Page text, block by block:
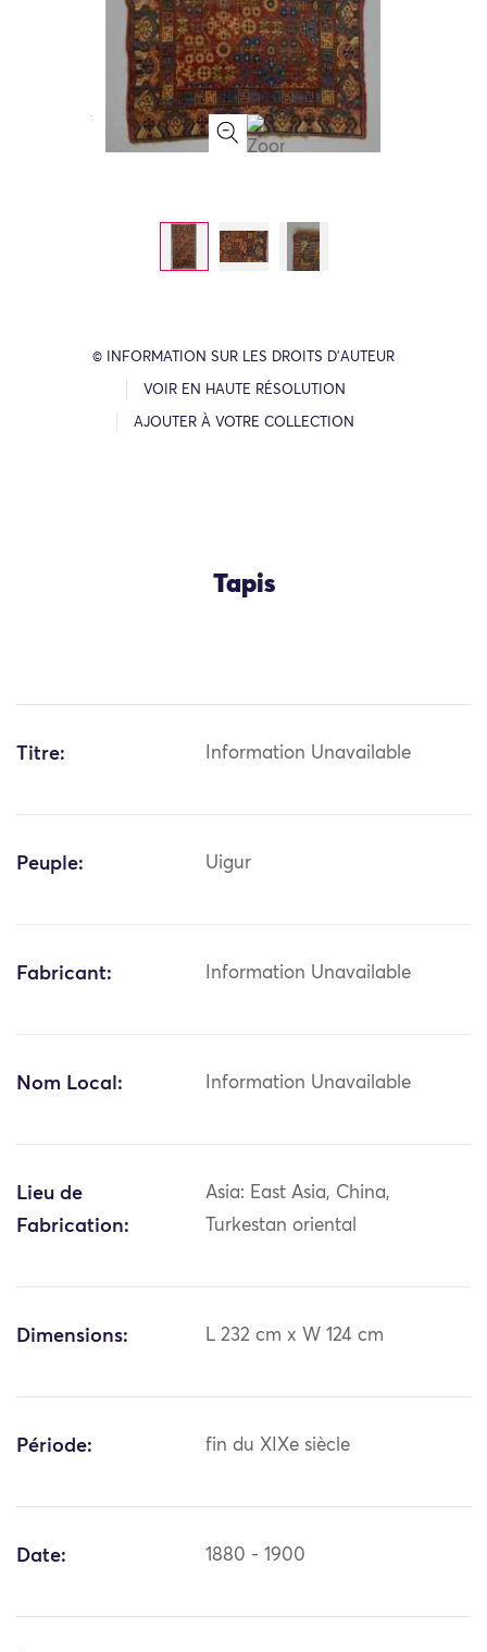
© INFORMATION SUR LES DROITS D’AUTEUR
VOIR EN HAUTE RÉSOLUTION
AJOUTER À VOTRE COLLECTION
Tapis
Titre: Information Unavailable
Peuple: Uigur
Fabricant: Information Unavailable
Nom Local: Information Unavailable
Lieu de
Fabrication:
Asia: East Asia, China,
Turkestan oriental
Dimensions: L 232 cm x W 124 cm
Période: fin du XIXe siècle
Date: 1880 - 1900